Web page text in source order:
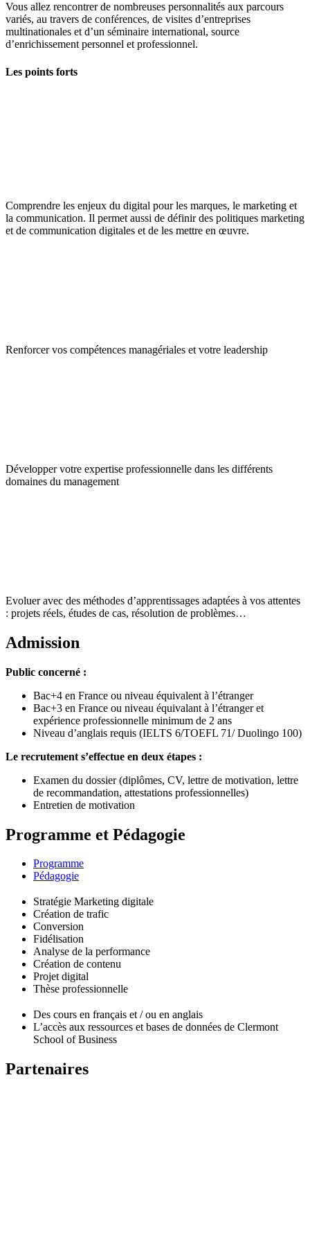
Vous allez rencontrer de nombreuses personnalités aux parcours
variés, au travers de conférences, de visites d’entreprises
multinationales et d’un séminaire international, source
d’enrichissement personnel et professionnel.
Les points forts
Comprendre les enjeux du digital pour les marques, le marketing et
la communication. Il permet aussi de définir des politiques marketing
et de communication digitales et de les mettre en œuvre.
Renforcer vos compétences managériales et votre leadership
Développer votre expertise professionnelle dans les différents
domaines du management
Evoluer avec des méthodes d’apprentissages adaptées à vos attentes
: projets réels, études de cas, résolution de problèmes…
Admission
Public concerné :
Bac+4 en France ou niveau équivalent à l’étranger
Bac+3 en France ou niveau équivalant à l’étranger et
expérience professionnelle minimum de 2 ans
Niveau d’anglais requis (IELTS 6/TOEFL 71/ Duolingo 100)
Le recrutement s’effectue en deux étapes :
Examen du dossier (diplômes, CV, lettre de motivation, lettre
de recommandation, attestations professionnelles)
Entretien de motivation
Programme et Pédagogie
Programme
Pédagogie
Stratégie Marketing digitale
Création de trafic
Conversion
Fidélisation
Analyse de la performance
Création de contenu
Projet digital
Thèse professionnelle
Des cours en français et / ou en anglais
L’accès aux ressources et bases de données de Clermont
School of Business
Partenaires